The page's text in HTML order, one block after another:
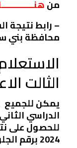
من
محافظة بني
الثالت
يمكن للجميع
الدراسي
للحصول على
2024 برقم الجلوس.